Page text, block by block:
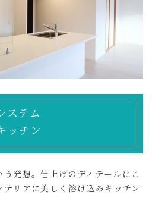
ステム
ッチン
発想。仕上げのディテールにこ
リアに美しく溶け込みキッチン